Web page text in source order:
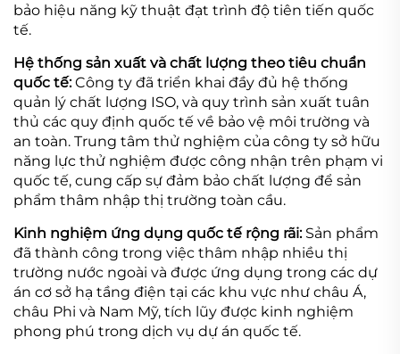
bảo hiệu năng kỹ thuật đạt trình độ tiên tiến quốc
tế.
Hệ thống sản xuất và chất lượng theo tiêu chuẩn
quốc tế:Công ty đã triển khai đầy đủ hệ thống
quản lý chất lượng ISO, và quy trình sản xuất tuân
thủ các quy định quốc tế về bảo vệ môi trường và
an toàn. Trung tâm thử nghiệm của công ty sở hữu
năng lực thử nghiệm được công nhận trên phạm vi
quốc tế, cung cấp sự đảm bảo chất lượng để sản
phẩm thâm nhập thị trường toàn cầu.
Kinh nghiệm ứng dụng quốc tế rộng rãi: Sản phẩm
đã thành công trong việc thâm nhập nhiều thị
trường nước ngoài và được ứng dụng trong các dự
án cơ sở hạ tầng điện tại các khu vực như châu Á,
châu Phi và Nam Mỹ, tích lũy được kinh nghiệm
phong phú trong dịch vụ dự án quốc tế.